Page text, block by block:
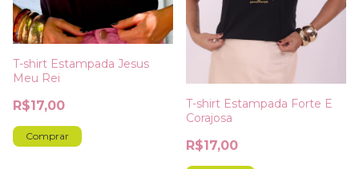
T-shirt Estampada Jesus
Meu Rei
R$17,00
Comprar
T-shirt Estampada Forte E
Corajosa
R$17,00